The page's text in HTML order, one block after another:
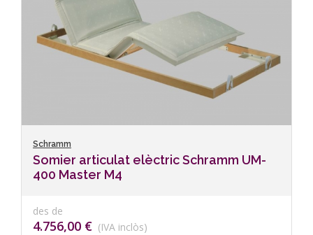
Schramm
Somier articulat elèctric Schramm UM-
400 Master M4
des de
4.756,00 € (IVA inclòs)